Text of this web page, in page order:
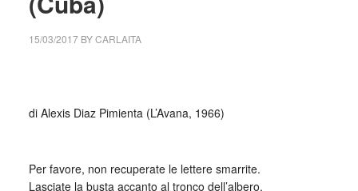
15/03/2017BYCARLAITA
di Alexis Diaz Pimienta (L’Avana, 1966)
Per favore, non recuperate le lettere smarrite.
Lasciate la busta accanto al tronco dell’albero,